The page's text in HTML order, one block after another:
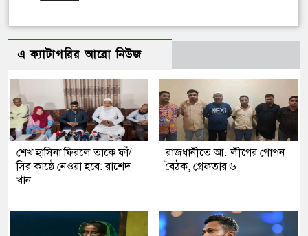
এ ক্যাটাগরির আরো নিউজ
শেখ হাসিনা ফিরলে তাকে ফাঁ/
সির কাষ্ঠে নেওয়া হবে: রাশেদ
খান
রাজধানীতে আ. লীগের গোপন
বৈঠক, গ্রেফতার ৬